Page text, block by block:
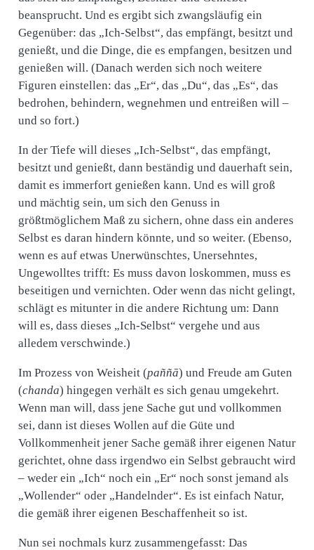
beansprucht. Und es ergibt sich zwangsläufig ein
Gegenüber: das „Ich-Selbst“, das empfängt, besitzt und
genießt, und die Dinge, die es empfangen, besitzen und
genießen will. (Danach werden sich noch weitere
Figuren einstellen: das „Er“, das „Du“, das „Es“, das
bedrohen, behindern, wegnehmen und entreißen will –
und so fort.)
In der Tiefe will dieses „Ich-Selbst“, das empfängt,
besitzt und genießt, dann beständig und dauerhaft sein,
damit es immerfort genießen kann. Und es will groß
und mächtig sein, um sich den Genuss in
größtmöglichem Maß zu sichern, ohne dass ein anderes
Selbst es daran hindern könnte, und so weiter. (Ebenso,
wenn es auf etwas Unerwünschtes, Unersehntes,
Ungewolltes trifft: Es muss davon loskommen, muss es
beseitigen und vernichten. Oder wenn das nicht gelingt,
schlägt es mitunter in die andere Richtung um: Dann
will es, dass dieses „Ich-Selbst“ vergehe und aus
alledem verschwinde.)
Im Prozess von Weisheit (paññā) und Freude am Guten
(chanda) hingegen verhält es sich genau umgekehrt.
Wenn man will, dass jene Sache gut und vollkommen
sei, dann ist dieses Wollen auf die Güte und
Vollkommenheit jener Sache gemäß ihrer eigenen Natur
gerichtet, ohne dass irgendwo ein Selbst gebraucht wird
– weder ein „Ich“ noch ein „Er“ noch sonst jemand als
„Wollender“ oder „Handelnder“. Es ist einfach Natur,
die gemäß ihrer eigenen Beschaffenheit so ist.
Nun sei nochmals kurz zusammengefasst: Das